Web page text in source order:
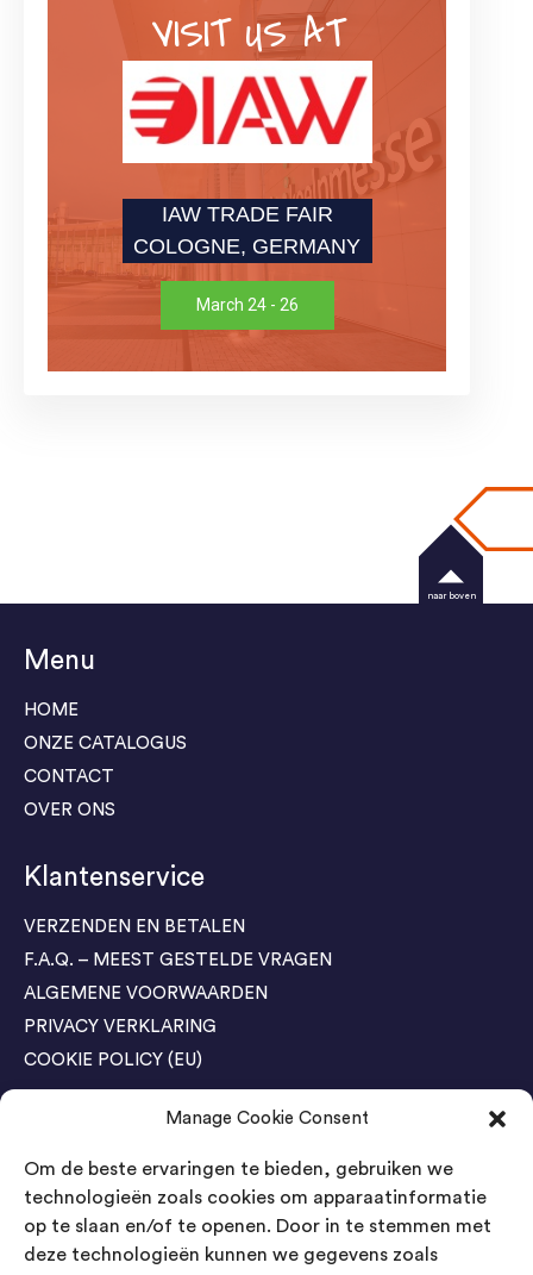
Manage Cookie Consent
Om de beste ervaringen te bieden, gebruiken we
technologieën zoals cookies om apparaatinformatie
op te slaan en/of te openen. Door in te stemmen met
deze technologieën kunnen we gegevens zoals
VISIT US AT
IAW TRADE FAIR
COLOGNE, GERMANY
March 24 - 26
Menu
HOME
ONZE CATALOGUS
CONTACT
OVER ONS
Klantenservice
VERZENDEN EN BETALEN
F.A.Q. – MEEST GESTELDE VRAGEN
ALGEMENE VOORWAARDEN
PRIVACY VERKLARING
COOKIE POLICY (EU)
Agenda Trade Shows
04-05 November / SVG FAIR Winterswijk
Bestel GRATIS kaarten
Bestel GRATIS kaarten
naar boven